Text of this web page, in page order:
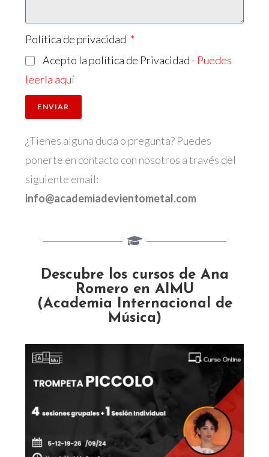
Política de privacidad
Acepto la política de Privacidad - Puedes
leerla aquí
ENVIAR
¿Tienes alguna duda o pregunta? Puedes
ponerte en contacto con nosotros a través del
siguiente email:
info@academiadevientometal.com
Descubre los cursos de Ana
Romero en AIMU
(Academia Internacional de
Música)